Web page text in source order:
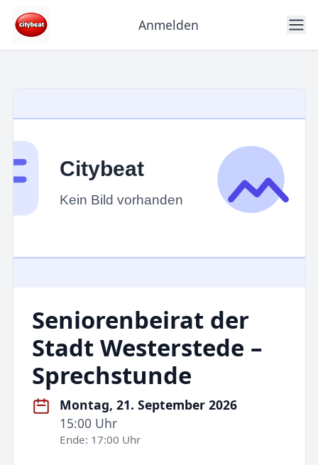
Anmelden
Seniorenbeirat der
Stadt Westerstede –
Sprechstunde
Montag, 21. September 2026
15:00 Uhr
Ende: 17:00 Uhr